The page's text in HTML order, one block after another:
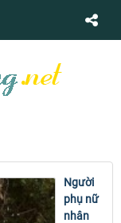
Người
phụ nữ
nhân